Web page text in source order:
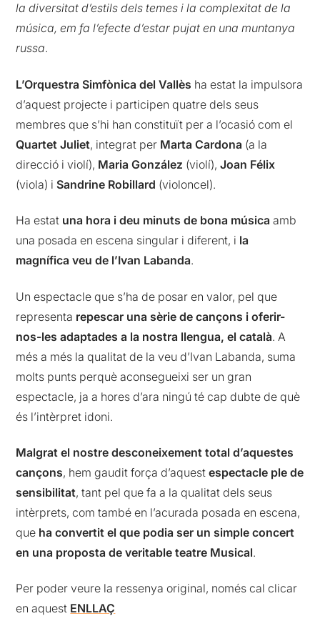
la diversitat d’estils dels temes i la complexitat de la
música, em fa l’efecte d’estar pujat en una muntanya
russa.
L’Orquestra Simfònica del Vallès ha estat la impulsora
d’aquest projecte i participen quatre dels seus
membres que s’hi han constituït per a l’ocasió com el
Quartet Juliet, integrat per Marta Cardona (a la
direcció i violí), Maria González (violí),Joan Félix
(viola) iSandrine Robillard (violoncel).
Ha estat una hora i deu minuts de bona música amb
una posada en escena singular i diferent, i la
magnífica veu de l’Ivan Labanda.
Un espectacle que s’ha de posar en valor, pel que
representa repescar una sèrie de cançons i oferir-
nos-les adaptades a la nostra llengua, el català. A
més a més la qualitat de la veu d’Ivan Labanda, suma
molts punts perquè aconsegueixi ser un gran
espectacle, ja a hores d’ara ningú té cap dubte de què
és l’intèrpret idoni.
Malgrat el nostre desconeixement total d’aquestes
cançons, hem gaudit força d’aquestespectacle ple de
sensibilitat, tant pel que fa a la qualitat dels seus
intèrprets, com també en l’acurada posada en escena,
que ha convertit el que podia ser un simple concert
en una proposta de veritable teatre Musical.
Per poder veure la ressenya original, només cal clicar
en aquest ENLLAÇ